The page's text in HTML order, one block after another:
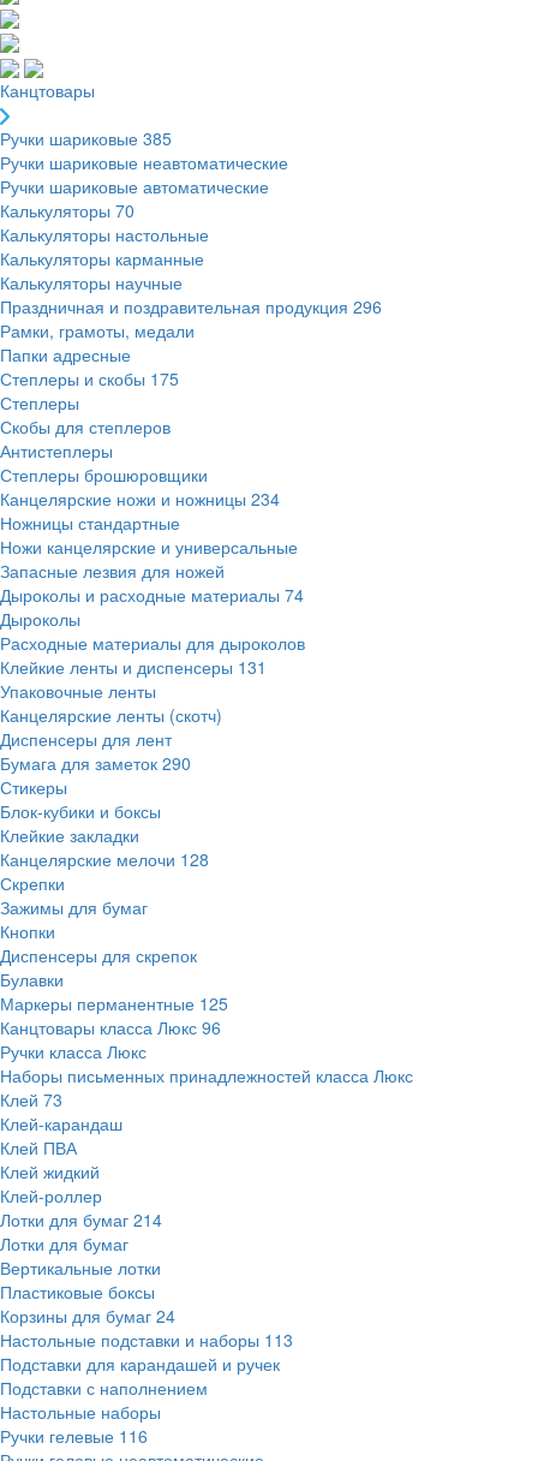
Канцтовары
Ручки шариковые 385
Ручки шариковые неавтоматические
Ручки шариковые автоматические
Калькуляторы 70
Калькуляторы настольные
Калькуляторы карманные
Калькуляторы научные
Праздничная и поздравительная продукция 296
Рамки, грамоты, медали
Папки адресные
Степлеры и скобы 175
Степлеры
Скобы для степлеров
Антистеплеры
Степлеры брошюровщики
Канцелярские ножи и ножницы 234
Ножницы стандартные
Ножи канцелярские и универсальные
Запасные лезвия для ножей
Дыроколы и расходные материалы 74
Дыроколы
Расходные материалы для дыроколов
Клейкие ленты и диспенсеры 131
Упаковочные ленты
Канцелярские ленты (скотч)
Диспенсеры для лент
Бумага для заметок 290
Стикеры
Блок-кубики и боксы
Клейкие закладки
Канцелярские мелочи 128
Скрепки
Зажимы для бумаг
Кнопки
Диспенсеры для скрепок
Булавки
Маркеры перманентные 125
Канцтовары класса Люкс 96
Ручки класса Люкс
Наборы письменных принадлежностей класса Люкс
Клей 73
Клей-карандаш
Клей ПВА
Клей жидкий
Клей-роллер
Лотки для бумаг 214
Лотки для бумаг
Вертикальные лотки
Пластиковые боксы
Корзины для бумаг 24
Настольные подставки и наборы 113
Подставки для карандашей и ручек
Подставки с наполнением
Настольные наборы
Ручки гелевые 116